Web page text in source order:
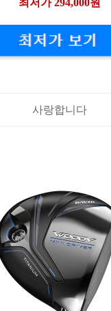
사랑합니다